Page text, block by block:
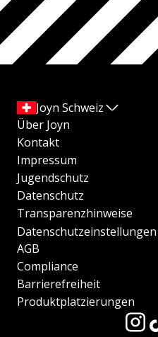
Joyn Schweiz
Über Joyn
Kontakt
Impressum
Jugendschutz
Datenschutz
Transparenzhinweise
Datenschutzeinstellungen
AGB
Compliance
Barrierefreiheit
Produktplatzierungen